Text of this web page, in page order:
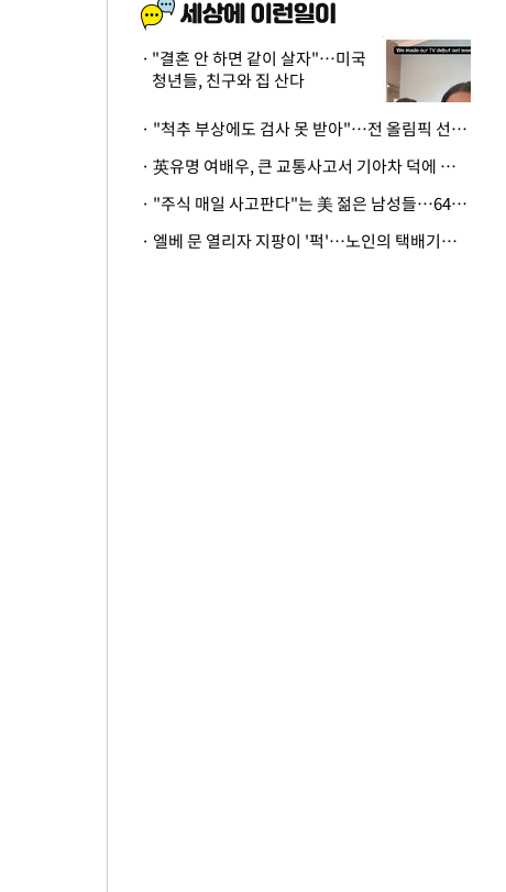
"결혼 안 하면 같이 살자"…미국
청년들, 친구와 집 산다
· "척추 부상에도 검사 못 받아"…전 올림픽 선수, 美봅슬레이협회 상대 소송
· 英유명 여배우, 큰 교통사고서 기아차 덕에 살았다
· "주식 매일 사고판다"는 美 젊은 남성들…64%가 "나는 인생의 패배자“
· 엘베 문 열리자 지팡이 '퍽'…노인의 택배기사 폭행 이유